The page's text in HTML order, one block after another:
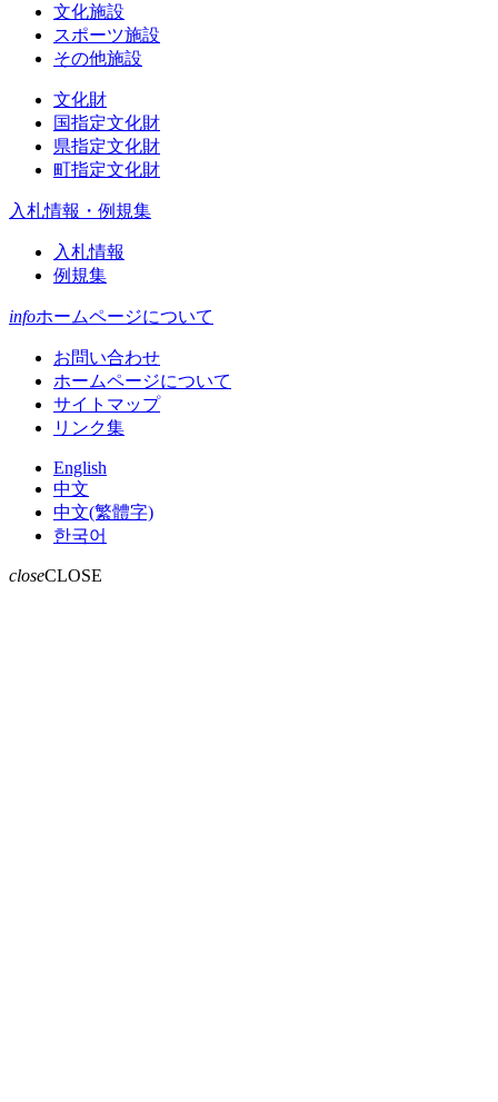
文化施設
スポーツ施設
その他施設
文化財
国指定文化財
県指定文化財
町指定文化財
入札情報・例規集
入札情報
例規集
infoホームページについて
お問い合わせ
ホームページについて
サイトマップ
リンク集
English
中文
中文(繁體字)
한국어
closeCLOSE